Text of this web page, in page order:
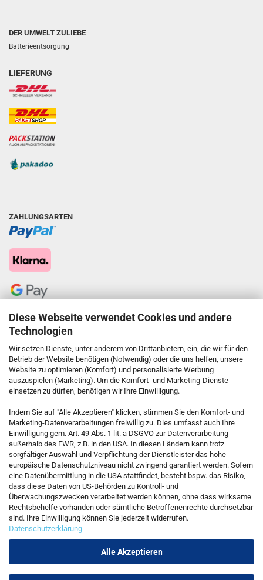
Diese Webseite verwendet Cookies und andere
Technologien
Wir setzen Dienste, unter anderem von Drittanbietern, ein, die wir für den
Betrieb der Website benötigen (Notwendig) oder die uns helfen, unsere
Website zu optimieren (Komfort) und personalisierte Werbung
auszuspielen (Marketing). Um die Komfort- und Marketing-Dienste
einsetzen zu dürfen, benötigen wir Ihre Einwilligung.
Indem Sie auf "Alle Akzeptieren" klicken, stimmen Sie den Komfort- und
Marketing-Datenverarbeitungen freiwillig zu. Dies umfasst auch Ihre
Einwilligung gem. Art. 49 Abs. 1 lit. a DSGVO zur Datenverarbeitung
außerhalb des EWR, z.B. in den USA. In diesen Ländern kann trotz
sorgfältiger Auswahl und Verpflichtung der Dienstleister das hohe
europäische Datenschutzniveau nicht zwingend garantiert werden. Sofern
eine Datenübermittlung in die USA stattfindet, besteht bspw. das Risiko,
dass diese Daten von US-Behörden zu Kontroll- und
Überwachungszwecken verarbeitet werden können, ohne dass wirksame
Rechtsbehelfe vorhanden oder sämtliche Betroffenenrechte durchsetzbar
sind. Ihre Einwilligung können Sie jederzeit widerrufen.
Datenschutzerklärung
Alle Akzeptieren
DER UMWELT ZULIEBE
Batterieentsorgung
LIEFERUNG
ZAHLUNGSARTEN
KONTAKT
Kostenfreie Service-Hotline
0800 5892815
Callback Service
Kontaktformular